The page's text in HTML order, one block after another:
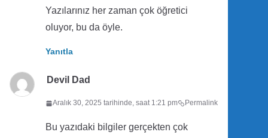
Yazılarınız her zaman çok öğretici
oluyor, bu da öyle.
Yanıtla
Devil Dad
Aralık 30, 2025 tarihinde, saat 1:21 pm Permalink
Bu yazıdaki bilgiler gerçekten çok